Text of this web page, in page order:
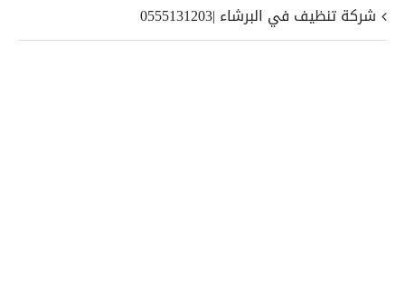
شركة تنظيف في البرشاء |0555131203